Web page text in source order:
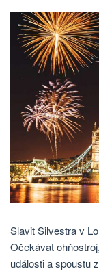
Slavit Silvestra v
Očekávat
události a spoustu